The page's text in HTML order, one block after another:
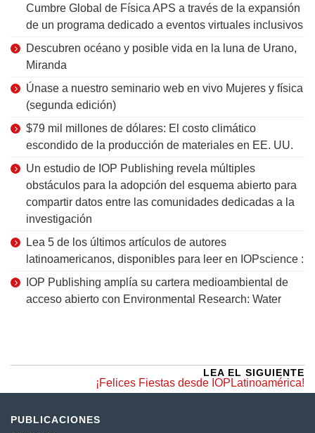
Cumbre Global de Física APS a través de la expansión
de un programa dedicado a eventos virtuales inclusivos
Descubren océano y posible vida en la luna de Urano,
Miranda
Únase a nuestro seminario web en vivo Mujeres y física
(segunda edición)
$79 mil millones de dólares: El costo climático
escondido de la producción de materiales en EE. UU.
Un estudio de IOP Publishing revela múltiples
obstáculos para la adopción del esquema abierto para
compartir datos entre las comunidades dedicadas a la
investigación
Lea 5 de los últimos artículos de autores
latinoamericanos, disponibles para leer en IOPscience :
IOP Publishing amplía su cartera medioambiental de
acceso abierto con Environmental Research: Water
LEA EL SIGUIENTE
¡Felices Fiestas desde IOPLatinoamérica!
PUBLICACIONES